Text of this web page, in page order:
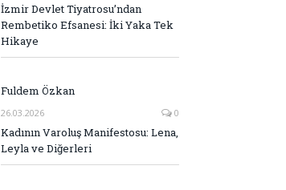
İzmir Devlet Tiyatrosu’ndan
Rembetiko Efsanesi: İki Yaka Tek
Hikaye
Fuldem Özkan
26.03.2026 0
Kadının Varoluş Manifestosu: Lena,
Leyla ve Diğerleri